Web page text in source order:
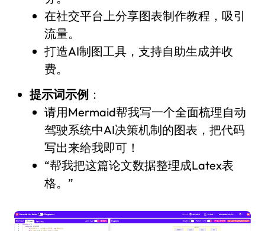
在社交平台上分享图表制作教程，吸引
流量。
打造AI制图工具，支持自助生成并收
费。
提示词示例 ：
请用Mermaid帮我写一个全面梳理自动
驾驶系统中AI决策机制的图表，把代码
写出来给我即可！
“帮我把这篇论文数据整理成Latex表
格。”